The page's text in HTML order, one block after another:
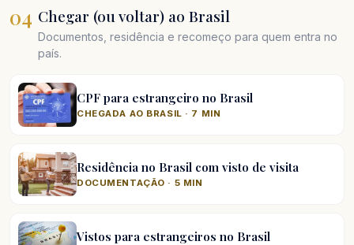
04 Chegar (ou voltar) ao Brasil
Documentos, residência e recomeço para quem entra no
país.
CPF para estrangeiro no Brasil
CHEGADA AO BRASIL · 7 MIN
Residência no Brasil com visto de visita
DOCUMENTAÇÃO · 5 MIN
Vistos para estrangeiros no Brasil